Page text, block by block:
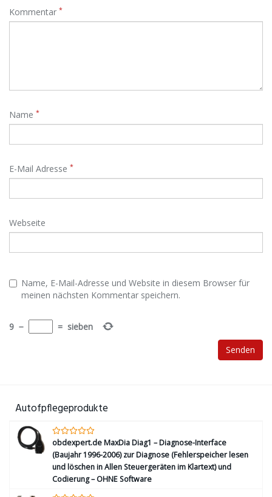
Kommentar *
Name *
E-Mail Adresse *
Webseite
Name, E-Mail-Adresse und Website in diesem Browser für
meinen nächsten Kommentar speichern.
9 − = sieben
Autofpflegeprodukte
obdexpert.de MaxDia Diag1 – Diagnose-Interface
(Baujahr 1996-2006) zur Diagnose (Fehlerspeicher lesen
und löschen in Allen Steuergeräten im Klartext) und
Codierung – OHNE Software